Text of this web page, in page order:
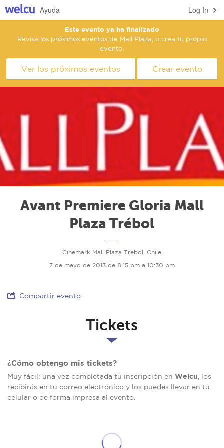
Log In
Ayuda
Este evento ya ha finalizado
Revisa los próximos eventos de Mall Plaza, o crea tu propio
evento.
Ver los próximos eventos Crear evento
Avant Premiere Gloria Mall
Plaza Trébol
Cinemark Mall Plaza Trebol, Chile
7 de mayo de 2013 de 8:15 pm a 10:30 pm
Compartir evento
Tickets
¿Cómo obtengo mis tickets?
Muy fácil: una vez completada tu inscripción en Welcu , los
recibirás en tu correo electrónico y los puedes llevar en tu
celular o de forma impresa al evento.